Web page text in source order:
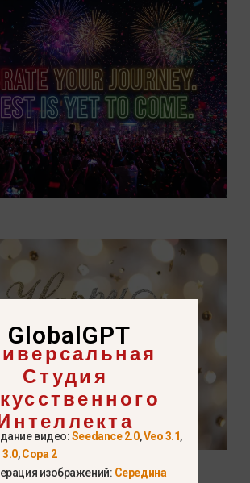
GlobalGPT
Студия
видео:Seedance 2.0,Veo 3.1,
3.0,Сора 2
изображений: Середина